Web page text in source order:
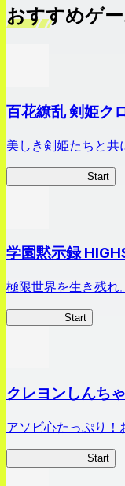
おすすめゲ
百花繚乱 剣姫ク
美しき剣姫たちと共
Start
学園黙示録
極限世界を生き残れ
Start
クレヨンしんち
アソビ心たっぷり！
Start